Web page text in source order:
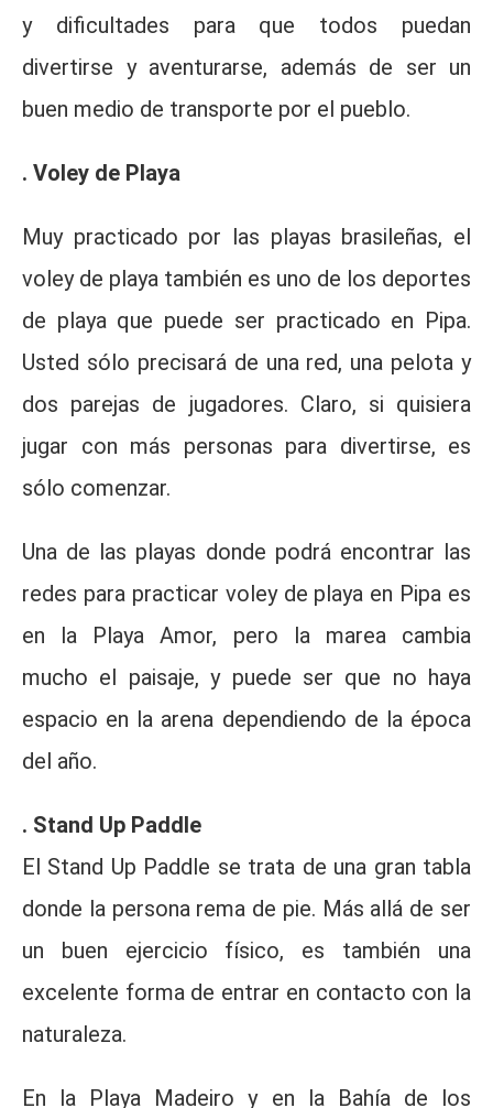
y dificultades para que todos puedan
divertirse y aventurarse, además de ser un
buen medio de transporte por el pueblo.
. Voley de Playa
Muy practicado por las playas brasileñas, el
voley de playa también es uno de los deportes
de playa que puede ser practicado en Pipa.
Usted sólo precisará de una red, una pelota y
dos parejas de jugadores. Claro, si quisiera
jugar con más personas para divertirse, es
sólo comenzar.
Una de las playas donde podrá encontrar las
redes para practicar voley de playa en Pipa es
en la Playa Amor, pero la marea cambia
mucho el paisaje, y puede ser que no haya
espacio en la arena dependiendo de la época
del año.
. Stand Up Paddle
El Stand Up Paddle se trata de una gran tabla
donde la persona rema de pie. Más allá de ser
un buen ejercicio físico, es también una
excelente forma de entrar en contacto con la
naturaleza.
En la Playa Madeiro y en la Bahía de los